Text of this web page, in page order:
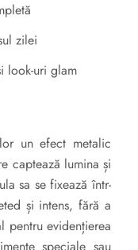
zilei
look-uri glam
un efect metalic
captează lumina și
sa se fixează într-
și intens, fără a
pentru evidențierea